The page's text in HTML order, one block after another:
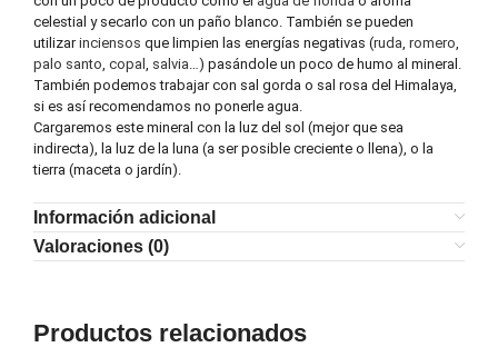
celestial y secarlo con un paño blanco. También se pueden
utilizarinciensos que limpien las energías negativas (ruda romero
palo santo copal salvia …) pasándole un poco de humo al mineral.
También podemos trabajar con sal gorda o sal rosa del Himalaya,
si es así recomendamos no ponerle agua.
Cargaremos este mineral con la luz del sol (mejor que sea
indirecta), la luz de la luna (a ser posible creciente o llena), o la
tierra (maceta o jardín).
Información adicional
Valoraciones (0)
Productos relacionados